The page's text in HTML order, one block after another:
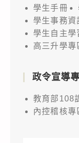
學生手冊
學生事務資
學生自主學
高三升學專
政令宣導
教育部108
內控稽核專